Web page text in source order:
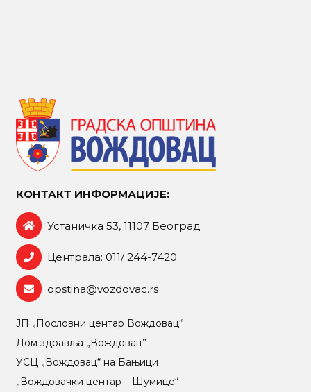
КОНТАКТ ИНФОРМАЦИЈЕ:
Устаничка 53, 11107 Београд
Централа: 011/ 244-7420
opstina@vozdovac.rs
ЈП „Пословни центар Вождовац“
Дом здравља „Вождовац”
УСЦ „Вождовац“ на Бањици
„Вождовачки центар – Шумице“